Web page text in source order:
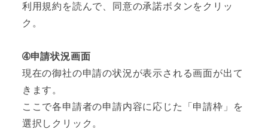
利用規約を読んで、同意の承諾ボタンをクリッ
ク。
➃申請状況画面
現在の御社の申請の状況が表示される画面が出て
きます。
ここで各申請者の申請内容に応じた「申請枠」を
選択しクリック。